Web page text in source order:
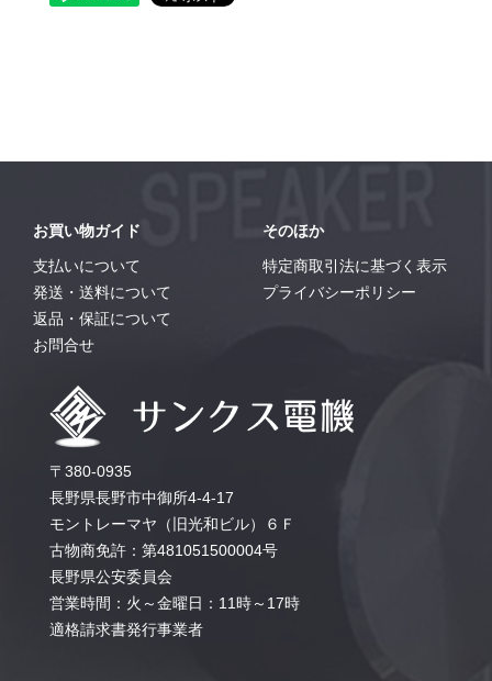
お買い物ガイド
支払いについて
発送・送料について
返品・保証について
お問合せ
そのほか
特定商取引法に基づく表示
プライバシーポリシー
〒380-0935
長野県長野市中御所4-4-17
モントレーマヤ（旧光和ビル）６Ｆ
古物商免許：第481051500004号
長野県公安委員会
営業時間：火～金曜日：11時～17時
適格請求書発行事業者